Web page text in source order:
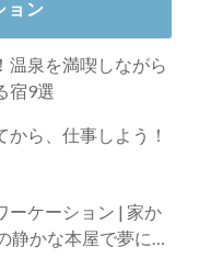
ョン
温泉を満喫しながら
宿9選
ら、仕事しよう！
ーケーション | 家か
静かな本屋で夢に近